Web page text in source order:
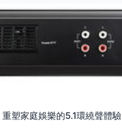
塑家庭娛樂的5.1環繞聲體驗